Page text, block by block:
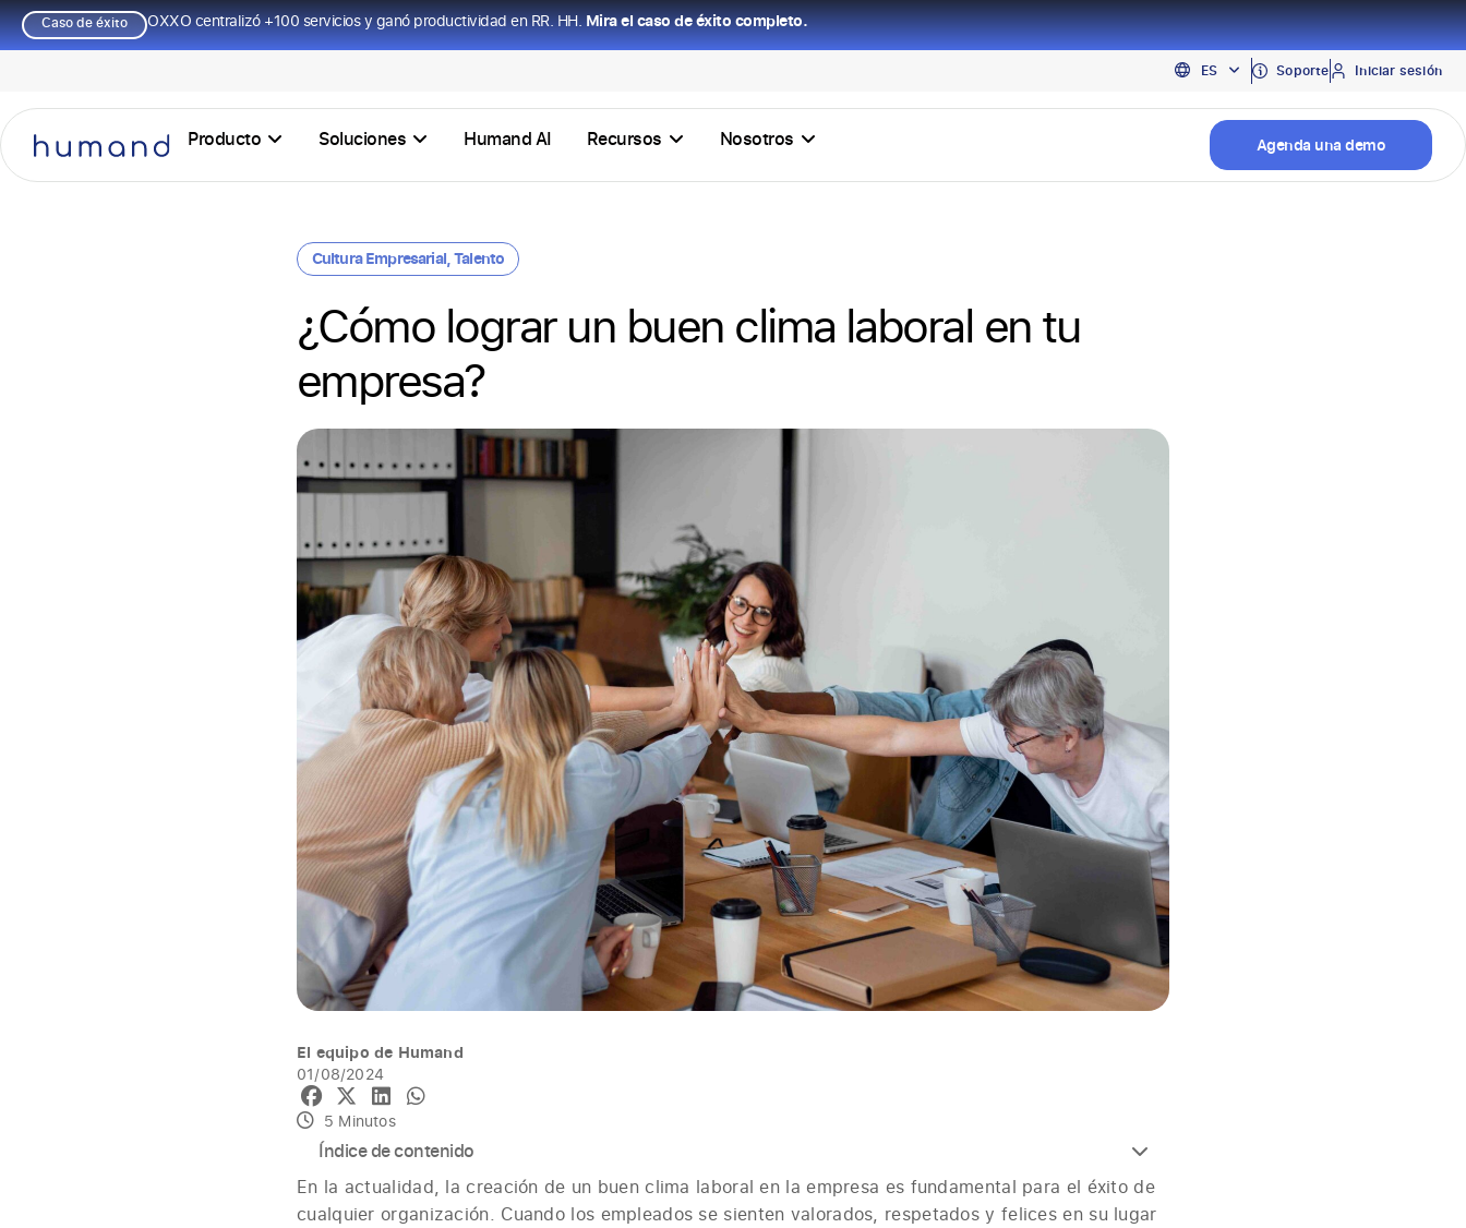
Caso de éxito OXXO centralizó +100 servicios y ganó productividad en RR. HH.Mira el caso de éxito completo.
ES
EN
PT
Soporte Iniciar sesión
Producto Soluciones Humand AI Recursos Nosotros Agenda una demo
Cultura Empresarial,Talento
¿Cómo lograr un buen clima laboral en tu
empresa?
El equipo de Humand
01/08/2024
5 Minutos
Índice de contenido
En la actualidad, la creación de un buen clima laboral en la empresa es fundamental para el éxito de
cualquier organización. Cuando los empleados se sienten valorados, respetados y felices en su lugar